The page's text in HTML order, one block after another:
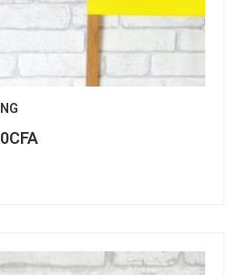
CFA